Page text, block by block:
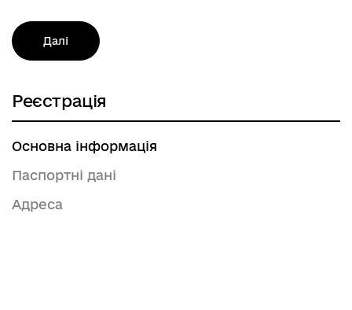
Далі
Реєстрація
Основна інформація
Паспортні дані
Адреса